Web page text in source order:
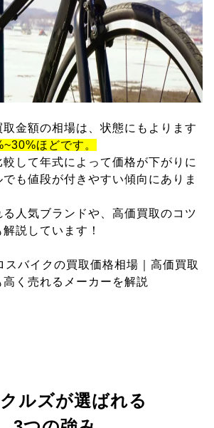
金額の相場は、状態にもよります
ほどです。
較して年式によって価格が下がりに
でも値段が付きやすい傾向にありま
人気ブランドや、高価買取のコツ
説しています！
スバイクの買取価格相場｜高価買取
く売れるメーカーを解説
ルズが選ばれる